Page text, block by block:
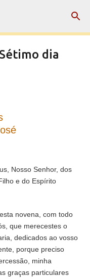
dia
Nosso Senhor, dos
e do Espírito
novena, com todo
que merecestes o
dedicados ao vosso
porque preciso
minha
graças particulares